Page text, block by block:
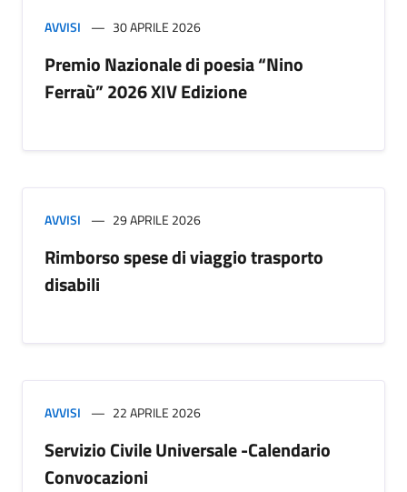
AVVISI 30 APRILE 2026
Premio Nazionale di poesia “Nino
Ferraù” 2026 XIV Edizione
AVVISI 29 APRILE 2026
Rimborso spese di viaggio trasporto
disabili
AVVISI 22 APRILE 2026
Servizio Civile Universale -Calendario
Convocazioni